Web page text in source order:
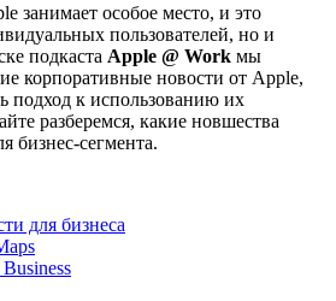
занимает особое место, и это
пользователей, но и
подкаста Apple @ Work мы
корпоративные новости от Apple,
подход к использованию их
разберемся, какие новшества
бизнес-сегмента.
для бизнеса